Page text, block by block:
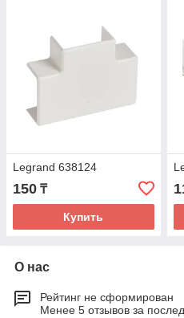
Legrand 638124
150 ₸
Купить
О нас
Рейтинг не сформирован
Менее 5 отзывов за